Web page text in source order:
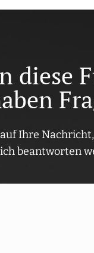
diese
Ihre
beantworten
Inhalt nicht geladen.